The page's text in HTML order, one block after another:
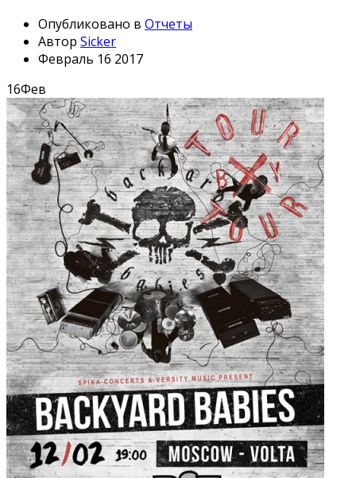
Опубликовано в Отчеты
Автор Sicker
Февраль 16 2017
16Фев